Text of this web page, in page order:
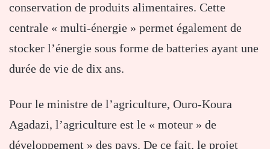
conservation de produits alimentaires. Cette
centrale « multi-énergie » permet également de
stocker l’énergie sous forme de batteries ayant une
durée de vie de dix ans.
Pour le ministre de l’agriculture, Ouro-Koura
Agadazi, l’agriculture est le « moteur » de
développement » des pays. De ce fait, le projet